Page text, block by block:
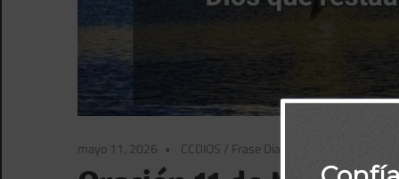
mayo 11, 2026 CCDIOS / Frase Diaria BBPorTemas